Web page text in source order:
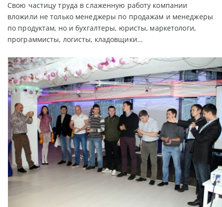
Свою частицу труда в слаженную работу компании
вложили не только менеджеры по продажам и менеджеры
по продуктам, но и бухгалтеры, юристы, маркетологи,
программисты, логисты, кладовщики…